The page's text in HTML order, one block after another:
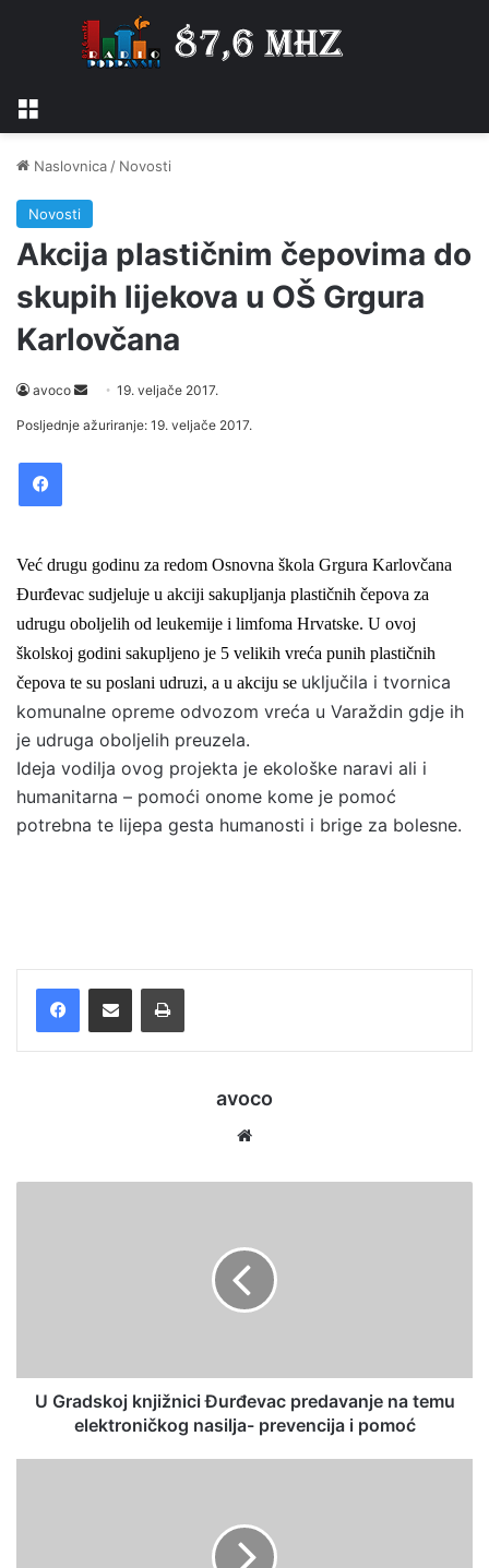
Naslovnica / Novosti
Novosti
Akcija plastičnim čepovima do
skupih lijekova u OŠ Grgura
Karlovčana
avoco
e
m
a
i
l
19. veljače 2017.
Posljednje ažuriranje: 19. veljače 2017.
Već drugu godinu za redom Osnovna škola Grgura Karlovčana
Đurđevac sudjeluje u akciji sakupljanja plastičnih čepova za
udrugu oboljelih od leukemije i limfoma Hrvatske. U ovoj
školskoj godini sakupljeno je 5 velikih vreća punih plastičnih
čepova te su poslani udruzi, a u akciju se uključila i tvornica
komunalne opreme odvozom vreća u Varaždin gdje ih
je udruga oboljelih preuzela.
Ideja vodilja ovog projekta je ekološke naravi ali i
humanitarna – pomoći onome kome je pomoć
potrebna te lijepa gesta humanosti i brige za bolesne.
avoco
te
U Gradskoj knjižnici Đurđevac predavanje na temu
elektroničkog nasilja- prevencija i pomoć